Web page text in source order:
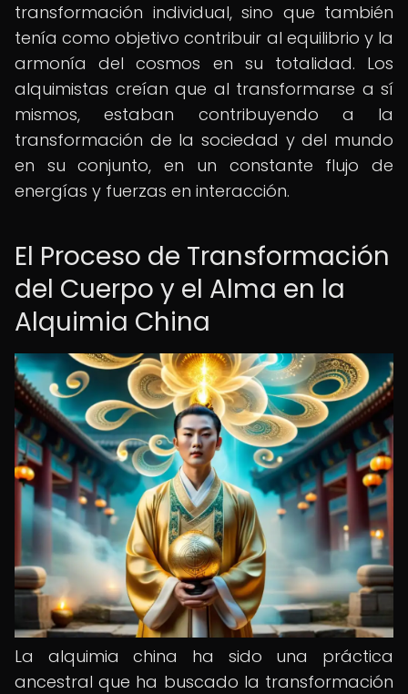
transformación individual, sino que también
tenía como objetivo contribuir al equilibrio y la
armonía del cosmos en su totalidad. Los
alquimistas creían que al transformarse a sí
mismos, estaban contribuyendo a la
transformación de la sociedad y del mundo
en su conjunto, en un constante flujo de
energías y fuerzas en interacción.
El Proceso de Transformación
del Cuerpo y el Alma en la
Alquimia China
La alquimia china ha sido una práctica
ancestral que ha buscado la transformación